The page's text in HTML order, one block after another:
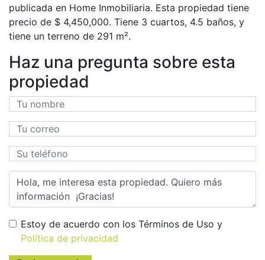
publicada en Home Inmobiliaria. Esta propiedad tiene
precio de $ 4,450,000. Tiene 3 сuartos, 4.5 baños, y
tiene un terreno de 291 m².
Haz una pregunta sobre esta
propiedad
Estoy de acuerdo con los Términos de Uso y
Política de privacidad